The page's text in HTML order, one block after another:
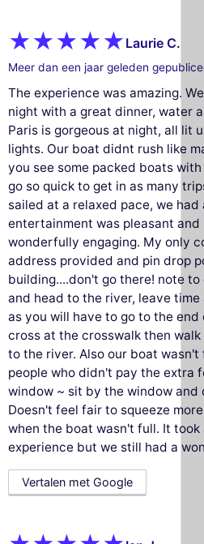
Laurie C.
Meer dan een jaar geleden
The experience was amazing.
night with a great dinner, water
Paris is gorgeous at night, all lit
lights. Our boat didnt rush like
you see some packed boats
go so quick to get in as many
sailed at a relaxed pace, we
entertainment was pleasant
wonderfully engaging. My only
address provided and pin drop
building....don't go there! note
and head to the river, leave
as you will have to go to the
cross at the crosswalk then
to the river. Also our boat
people who didn't pay the extra
window ~ sit by the window and
Doesn't feel fair to squeeze
when the boat wasn't full. It
experience but we still had a
Vertalen met Google